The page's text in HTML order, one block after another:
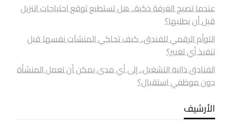
عندما تصبح الغرفة ذكية.. هل تستطيع توقع احتياجات النزيل
قبل أن يطلبها؟
التوأم الرقمي للفندق.. كيف تحاكي المنشآت نفسها قبل
تنفيذ أي تغيير؟
الفنادق ذاتية التشغيل.. إلى أي مدى يمكن أن تعمل المنشأة
دون موظفي استقبال؟
الأرشيف